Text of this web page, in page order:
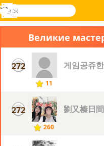
Novel
поиск
Вход
Меню
Великие
272
11
게임공쥬
272
260
劉又榛日間